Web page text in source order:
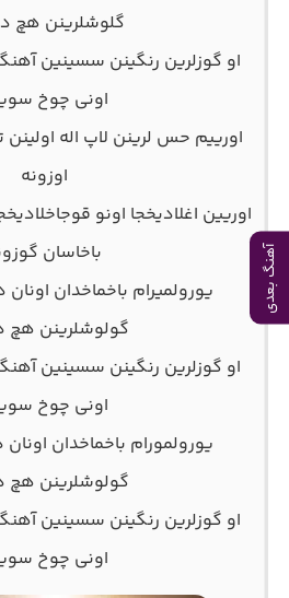
آهنگ بعدی
گلوشلرینن هچ
او گوزلرین رنگینن سسینین
اونی چوخ
اورییم حس لرینن لاپ اله
اوزونه
اوریین اغلادیخجا اونو
باخاسان
یورولمیرام باخماخدان
گولوشلرینن هچ
او گوزلرین رنگینن سسینین
اونی چوخ
یورولمورام باخماخدان
گولوشلرینن هچ
او گوزلرین رنگینن سسینین
اونی چوخ